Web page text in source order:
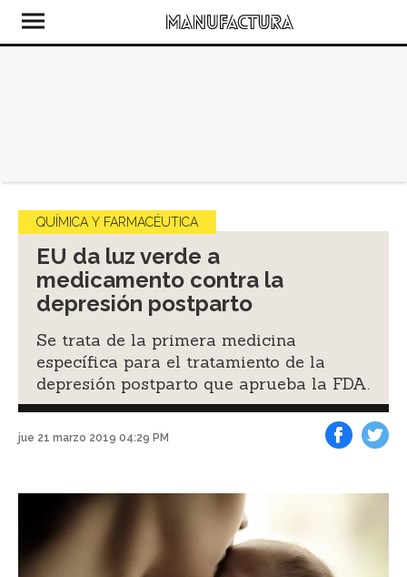
QUÍMICA Y FARMACÉUTICA
EU da luz verde a
medicamento contra la
depresión postparto
Se trata de la primera medicina
específica para el tratamiento de la
depresión postparto que aprueba la FDA.
jue 21 marzo 2019 04:29 PM